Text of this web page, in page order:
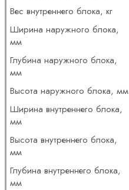
Вес внутреннего блока, кг
Ширина наружного блока,
мм
Глубина наружного блока,
мм
Высота наружного блока, мм
Ширина внутреннего блока,
мм
Высота внутреннего блока,
мм
Глубина внутреннего блока,
мм